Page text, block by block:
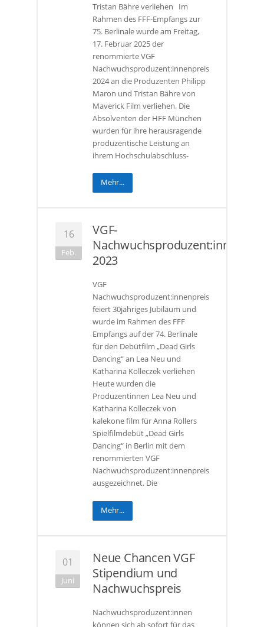
Tristan Bähre verliehen Im
Rahmen des FFF-Empfangs zur
75. Berlinale wurde am Freitag,
17. Februar 2025 der
renommierte VGF
Nachwuchsproduzent:innenpreis
2024 an die Produzenten Philipp
Maron und Tristan Bähre von
Maverick Film verliehen. Die
Absolventen der HFF München
wurden für ihre herausragende
produzentische Leistung an
ihrem Hochschulabschluss-
Mehr...
16
Feb.
VGF-
2023
VGF
Nachwuchsproduzent:innenpreis
feiert 30jähriges Jubiläum und
wurde im Rahmen des FFF
Empfangs auf der 74. Berlinale
für den Debütfilm „Dead Girls
Dancing“ an Lea Neu und
Katharina Kolleczek verliehen
Heute wurden die
Produzentinnen Lea Neu und
Katharina Kolleczek von
kalekone film für Anna Rollers
Spielfilmdebüt „Dead Girls
Dancing“ in Berlin mit dem
renommierten VGF
Nachwuchsproduzent:innenpreis
ausgezeichnet. Die
Mehr...
01
Juni
Neue Chancen VGF
Stipendium und
Nachwuchspreis
Nachwuchsproduzent:innen
können sich ab sofort für das